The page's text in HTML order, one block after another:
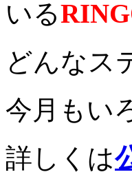
いる
どんなス
今月もい
詳しくは